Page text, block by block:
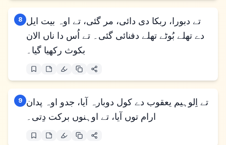
8 تے دبورا، ربکا دی دائی، مر گئی، تے اوہ بیت ایل
دے تھلے بُوٹے تھلے دفنائی گئی۔ تے اُس دا ناں الان
بکوث رکھیا گیا۔
9 تے اِلوہیم یعقوب دے کول دوبارہ آیا، جدو اوہ پدان
ارام توں آیا، تے اوہنوں برکت دِتی۔